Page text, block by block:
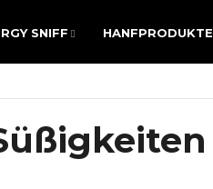
SNIFF HANFPRODUKTE